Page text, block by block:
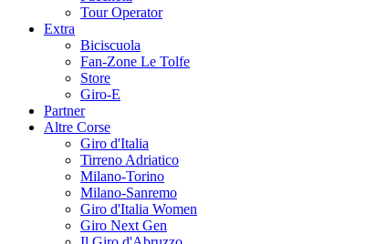
Tour Operator
Extra
Biciscuola
Fan-Zone Le Tolfe
Store
Giro-E
Partner
Altre Corse
Giro d'Italia
Tirreno Adriatico
Milano-Torino
Milano-Sanremo
Giro d'Italia Women
Giro Next Gen